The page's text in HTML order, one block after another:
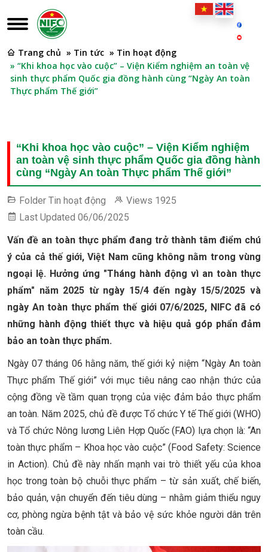
Trang chủ » Tin tức » Tin hoạt động
» “Khi khoa học vào cuộc” – Viện Kiểm nghiệm an toàn vệ
sinh thực phẩm Quốc gia đồng hành cùng “Ngày An toàn
Thực phẩm Thế giới”
“Khi khoa học vào cuộc” – Viện Kiểm nghiệm
an toàn vệ sinh thực phẩm Quốc gia đồng hành
cùng “Ngày An toàn Thực phẩm Thế giới”
Folder Tin hoạt động Views 1925
Last Updated 06/06/2025
Vấn đề an toàn thực phẩm đang trở thành tâm điểm chú
ý của cả thế giới, Việt Nam cũng không nằm trong vùng
ngoại lệ. Hưởng ứng "Tháng hành động vì an toàn thực
phẩm" năm 2025 từ ngày 15/4 đến ngày 15/5/2025 và
ngày An toàn thực phẩm thế giới 07/6/2025, NIFC đã có
những hành động thiết thực và hiệu quả góp phẩn đảm
bảo an toàn thực phẩm.
Ngày 07 tháng 06 hằng năm, thế giới kỷ niệm “Ngày An toàn
Thực phẩm Thế giới” với mục tiêu nâng cao nhận thức của
cộng đồng về tầm quan trọng của việc đảm bảo thực phẩm
an toàn. Năm 2025, chủ đề được Tổ chức Y tế Thế giới (WHO)
và Tổ chức Nông lương Liên Hợp Quốc (FAO) lựa chọn là: “An
toàn thực phẩm – Khoa học vào cuộc” (Food Safety: Science
in Action). Chủ đề này nhấn mạnh vai trò thiết yếu của khoa
học trong toàn bộ chuỗi thực phẩm – từ sản xuất, chế biến,
bảo quản, vận chuyển đến tiêu dùng – nhằm giảm thiểu nguy
cơ, phòng ngừa bệnh tật và bảo vệ sức khỏe người dân trên
toàn cầu.